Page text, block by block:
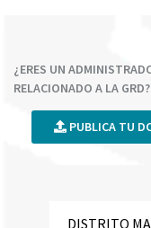
¿ERES UN
RELACIONADO A LA GRD?
PUBLICA TU